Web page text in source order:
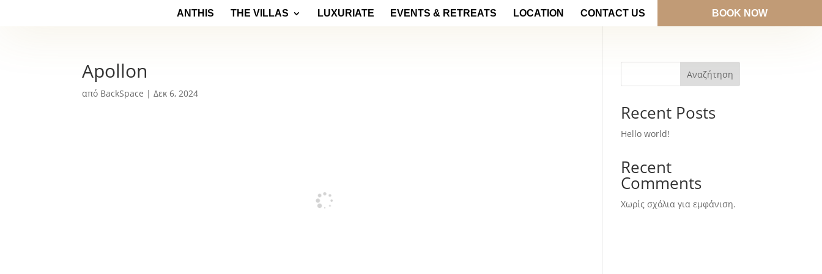
ANTHIS THE VILLAS LUXURIATE EVENTS & RETREATS LOCATION CONTACT US BOOK NOW
Apollon
από BackSpace |Δεκ 6, 2024
Αναζήτηση
Recent Posts
Hello world!
Recent
Comments
Χωρίς σχόλια για εμφάνιση.